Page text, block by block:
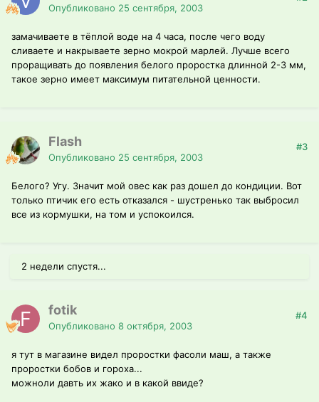
Опубликовано 25 сентября, 2003
замачиваете в тёплой воде на 4 часа, после чего воду
сливаете и накрываете зерно мокрой марлей. Лучше всего
проращивать до появления белого проростка длинной 2-3 мм,
такое зерно имеет максимум питательной ценности.
Flash
Опубликовано 25 сентября, 2003
#3
Белого? Угу. Значит мой овес как раз дошел до кондиции. Вот
только птичик его есть отказался - шустренько так выбросил
все из кормушки, на том и успокоился.
2 недели спустя...
fotik
Опубликовано 8 октября, 2003
#4
я тут в магазине видел проростки фасоли маш, а также
проростки бобов и гороха...
можноли давть их жако и в какой ввиде?